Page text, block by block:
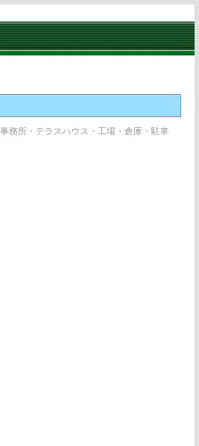
務所・テラスハウス・工場・倉庫・駐車